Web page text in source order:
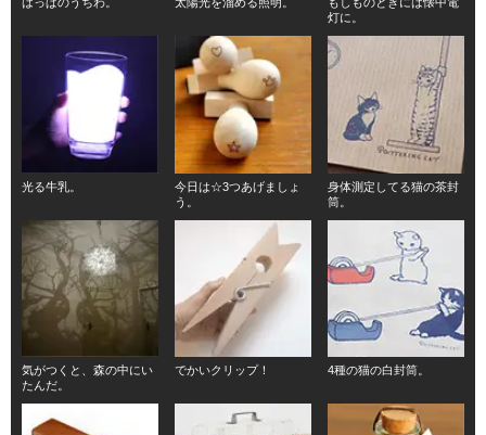
灯に。
光る牛乳。
今日は☆3つあげましょ
う。
身体測定してる猫の茶封
筒。
気がつくと、森の中にい
たんだ。
でかいクリップ！ 4種の猫の白封筒。